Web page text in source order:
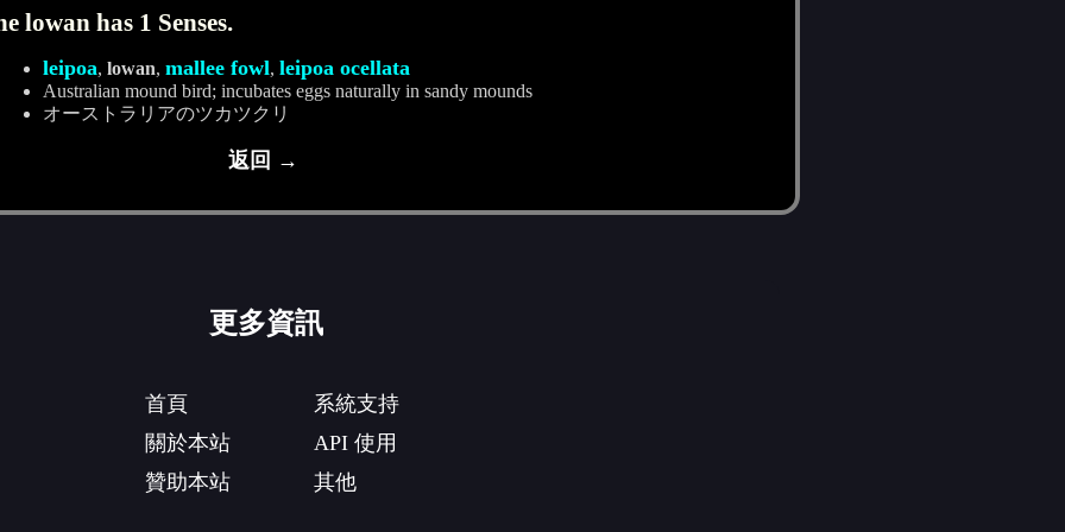
lowan has 1 Senses.
leipoa, lowan, mallee fowl, leipoa ocellata
Australian mound bird; incubates eggs naturally in sandy mounds
オーストラリアのツカツクリ
返回 →
更多資訊
首頁
關於本站
贊助本站
系統支持
API 使用
其他